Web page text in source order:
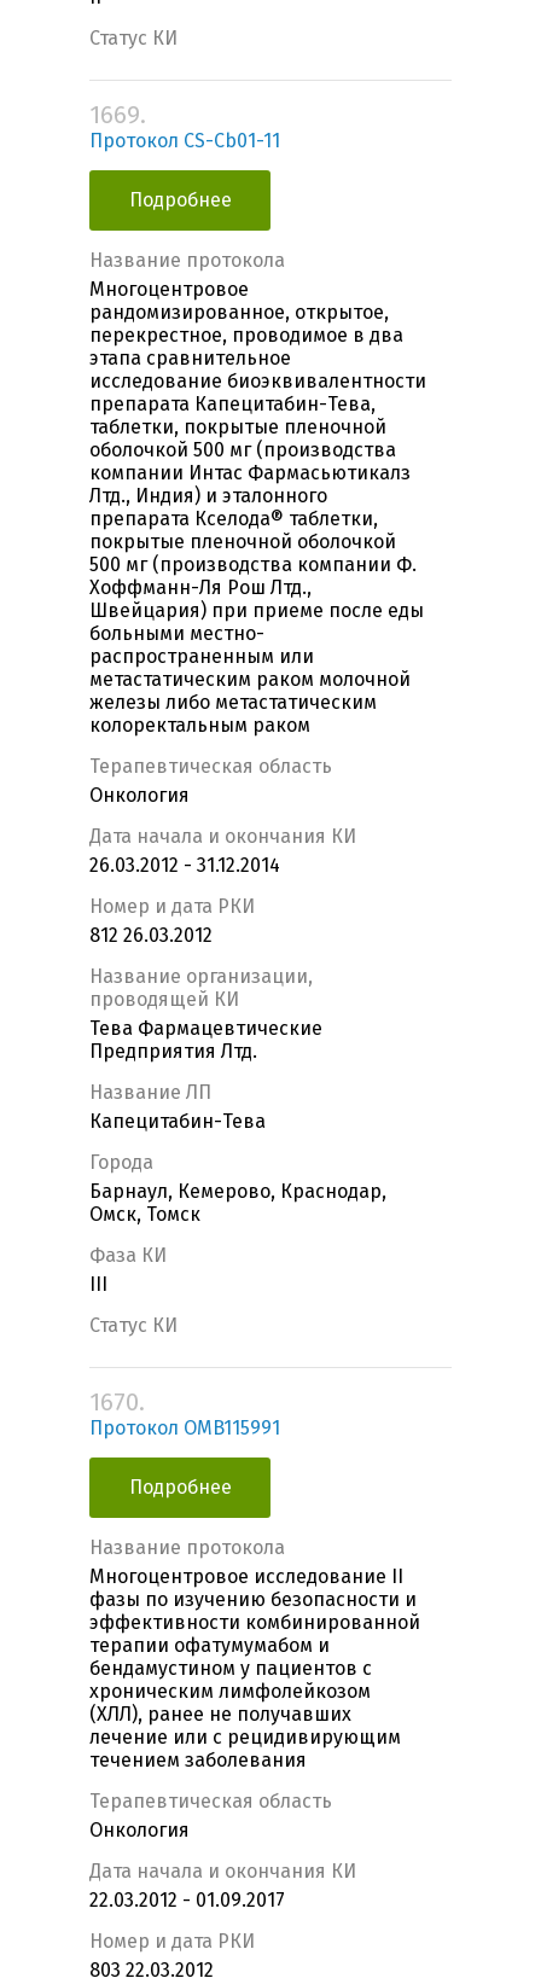
Статус КИ
1669.
Протокол CS-Cb01-11
Подробнее
Название протокола
Многоцентровое
рандомизированное, открытое,
перекрестное, проводимое в два
этапа сравнительное
исследование биоэквивалентности
препарата Капецитабин-Тева,
таблетки, покрытые пленочной
оболочкой 500 мг (производства
компании Интас Фармасьютикалз
Лтд., Индия) и эталонного
препарата Кселода® таблетки,
покрытые пленочной оболочкой
500 мг (производства компании Ф.
Хоффманн-Ля Рош Лтд.,
Швейцария) при приеме после еды
больными местно-
распространенным или
метастатическим раком молочной
железы либо метастатическим
колоректальным раком
Терапевтическая область
Онкология
Дата начала и окончания КИ
26.03.2012 - 31.12.2014
Номер и дата РКИ
812 26.03.2012
Название организации,
проводящей КИ
Тева Фармацевтические
Предприятия Лтд.
Название ЛП
Капецитабин-Тева
Города
Барнаул, Кемерово, Краснодар,
Омск, Томск
Фаза КИ
Статус КИ
1670.
Протокол OMB115991
Подробнее
Название протокола
Многоцентровое исследование II
фазы по изучению безопасности и
эффективности комбинированной
терапии офатумумабом и
бендамустином у пациентов с
хроническим лимфолейкозом
(ХЛЛ), ранее не получавших
лечение или с рецидивирующим
течением заболевания
Терапевтическая область
Онкология
Дата начала и окончания КИ
22.03.2012 - 01.09.2017
Номер и дата РКИ
803 22.03.2012